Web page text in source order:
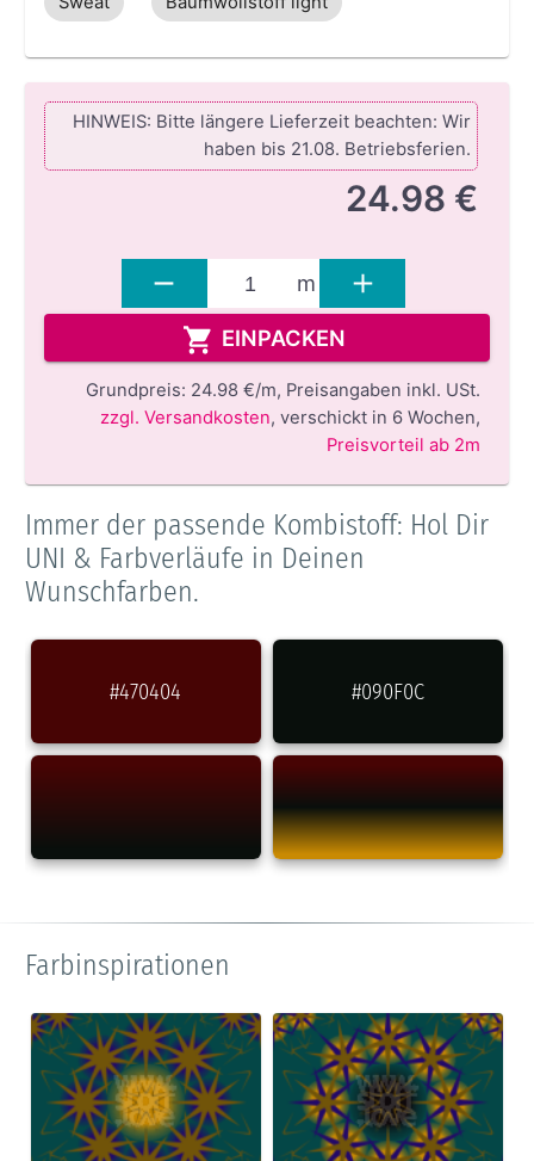
HINWEIS: Bitte längere Lieferzeit beachten: Wir
haben bis 21.08. Betriebsferien.
24.98 €
m
EINPACKEN
Grundpreis: 24.98 €/m, Preisangaben inkl. USt.
zzgl. Versandkosten,verschickt in 6 Wochen,
Preisvorteil ab 2m
Immer der passende Kombistoff: Hol Dir
UNI & Farbverläufe in Deinen
Wunschfarben.
#470404 #090F0C
Farbinspirationen